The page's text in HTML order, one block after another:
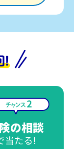
の相談
当たる!